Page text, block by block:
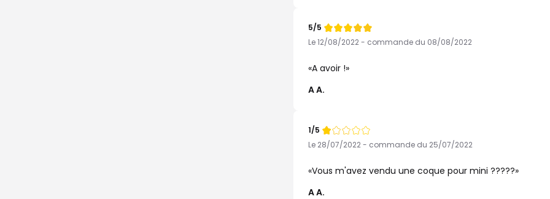
Note
de
5/5
Le 12/08/2022 - commande du 08/08/2022
A avoir !
A A.
Note
de
1/5
Le 28/07/2022 - commande du 25/07/2022
Vous m'avez vendu une coque pour mini ?????
A A.